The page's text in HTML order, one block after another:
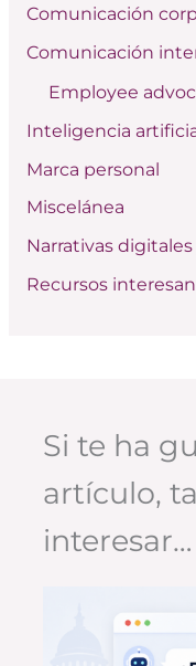
p
o
:
Comunicación
Comunicación
Employee
Inteligencia
Marca personal
Miscelánea
Narrativas
Recursos
Si te ha
artículo,
interesar…